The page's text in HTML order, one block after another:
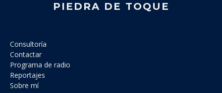
PIEDRA DE TOQUE
Consultoría
Contactar
Programa de radio
Reportajes
Sobre mí